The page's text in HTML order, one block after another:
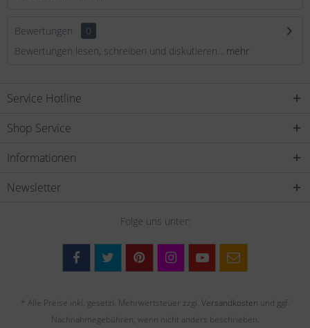
Bewertungen
0
Bewertungen lesen, schreiben und diskutieren... mehr
Service Hotline
Shop Service
Informationen
Newsletter
Folge uns unter:
* Alle Preise inkl. gesetzl. Mehrwertsteuer zzgl. Versandkosten und ggf.
Nachnahmegebühren, wenn nicht anders beschrieben.